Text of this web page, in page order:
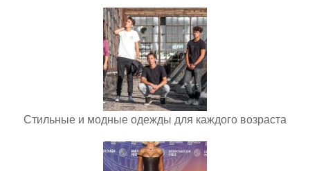
Стильные и модные одежды для каждого возраста